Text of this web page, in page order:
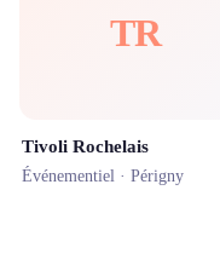
TR
Tivoli Rochelais
Événementiel · Périgny